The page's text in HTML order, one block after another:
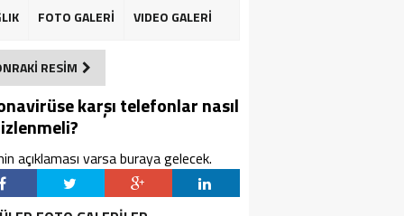
FOTO GALERİ VIDEO GALERİ
RESİM
karşı telefonlar nasıl
açıklaması varsa buraya gelecek.